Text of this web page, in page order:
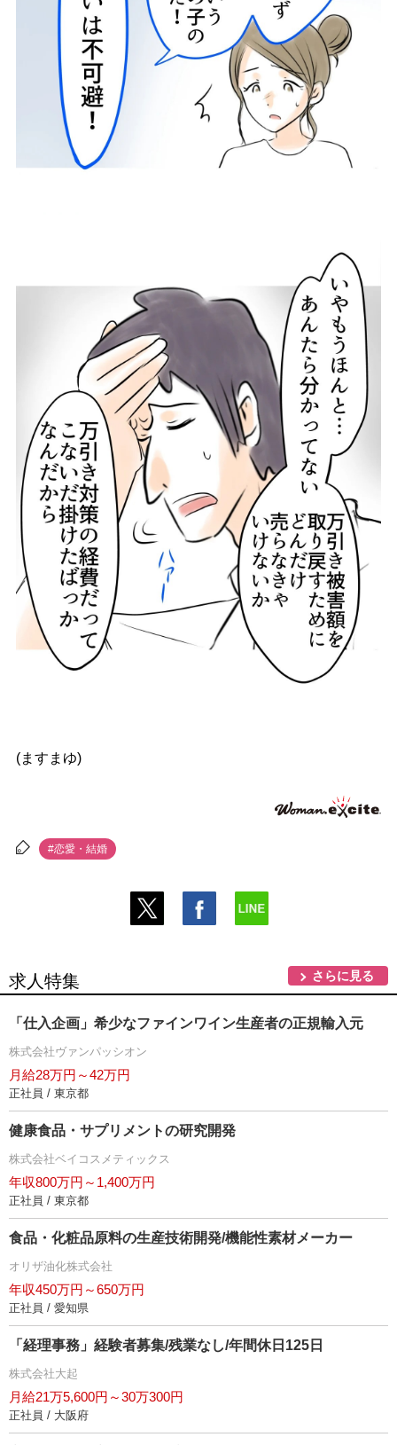
(ますまゆ)
#恋愛・結婚
求人特集 さらに見る
「仕入企画」希少なファインワイン生産者の正規輸入元
株式会社ヴァンパッシオン
月給28万円～42万円
正社員 / 東京都
健康食品・サプリメントの研究開発
株式会社ベイコスメティックス
年収800万円～1,400万円
正社員 / 東京都
食品・化粧品原料の生産技術開発/機能性素材メーカー
オリザ油化株式会社
年収450万円～650万円
正社員 / 愛知県
「経理事務」経験者募集/残業なし/年間休日125日
株式会社大起
月給21万5,600円～30万300円
正社員 / 大阪府